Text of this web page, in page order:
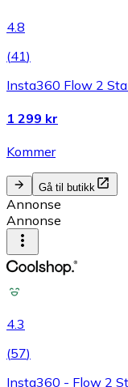
4.8
(41)
Insta360 Flow 2
1 299 kr
Kommer
Gå til butikk
Annonse
Annonse
4.3
(57)
Insta360 - Flow 2